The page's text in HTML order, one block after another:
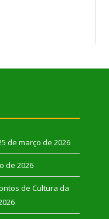
de março de 2026
de 2026
de Cultura da